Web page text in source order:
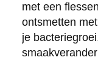
met een
ontsmetten
je